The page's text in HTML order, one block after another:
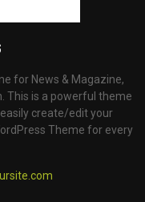
for News & Magazine,
This is a powerful theme
create/edit your
Theme for every